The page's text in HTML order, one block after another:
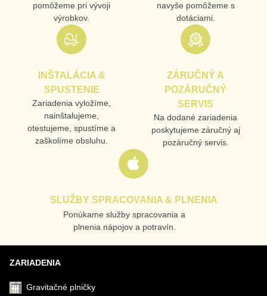
pomôžeme pri vývoji
výrobkov.
navyše pomôžeme s
dotáciami.
INŠTALÁCIA &
SPUSTENIE
Zariadenia vyložíme,
nainštalujeme,
otestujeme, spustíme a
zaškolíme obsluhu.
ZÁRUČNÝ A
POZÁRUČNÝ
SERVIS
Na dodané zariadenia
poskytujeme záručný aj
pozáručný servis.
SLUŽBY SPRACOVANIA & PLNENIA
Ponúkame služby spracovania a
plnenia nápojov a potravín.
ZARIADENIA
Gravitačné plničky